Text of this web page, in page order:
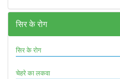
सिर के रोग
सिर के रोग
चेहरे का लकवा